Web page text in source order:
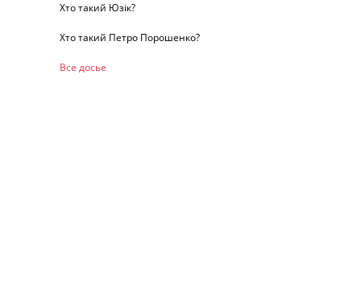
Хто такий Юзік?
Хто такий Петро Порошенко?
Все досье